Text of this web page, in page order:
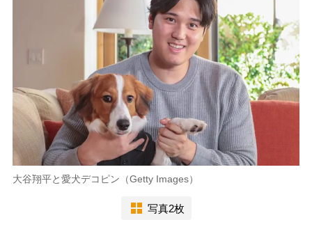
大谷翔平と愛犬デコピン（Getty Images）
写真2枚